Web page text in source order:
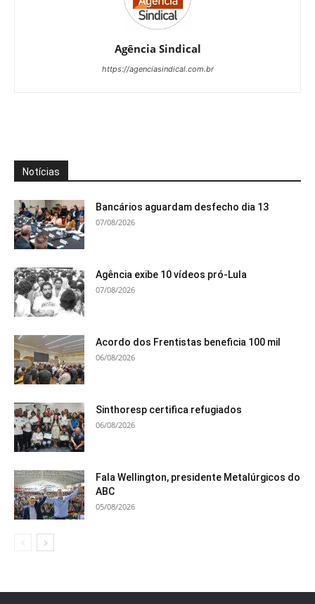
Agência Sindical
https://agenciasindical.com.br
Notícias
Bancários aguardam desfecho dia 13
07/08/2026
Agência exibe 10 vídeos pró-Lula
07/08/2026
Acordo dos Frentistas beneficia 100 mil
06/08/2026
Sinthoresp certifica refugiados
06/08/2026
Fala Wellington, presidente Metalúrgicos do
ABC
05/08/2026